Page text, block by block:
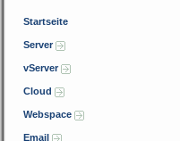
Startseite
Server
vServer
Cloud
Webspace
Email